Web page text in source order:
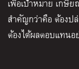
เพื่อเป้าหมาย เกษี
สำคัญกว่าคือ ต้องป
ต้องได้ผลตอบแทนอ